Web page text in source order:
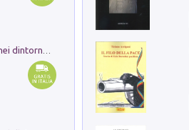
Ruderi delle ville Romano Sabine nei dintorni di Poggio Mirteto. Illustrati dal dott.re prof.re cav.re Ercole Nardi regio ispettore degli scavi e monumenti. Anno 1885. Tavole e studio. Con 25 tavole fuori testo in cartella editoriale